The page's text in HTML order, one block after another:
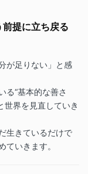
前提に立ち戻る
が足りない」と感
る“基本的な善さ
世界を見直していき
生きているだけで
いきます。